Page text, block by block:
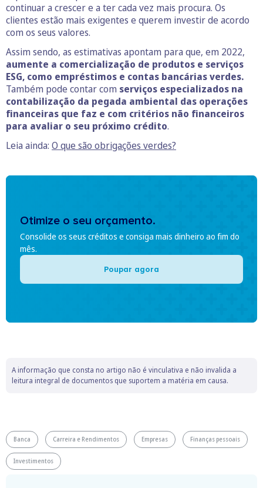
continuar a crescer e a ter cada vez mais procura. Os
clientes estão mais exigentes e querem investir de acordo
com os seus valores.
Assim sendo, as estimativas apontam para que, em 2022,
aumente a comercialização de produtos e serviços
ESG, como empréstimos e contas bancárias verdes.
Também pode contar com serviços especializados na
contabilização da pegada ambiental das operações
financeiras que faz e com critérios não financeiros
para avaliar o seu próximo crédito.
Leia ainda: O que são obrigações verdes?
Otimize o seu orçamento.
Consolide os seus créditos e consiga mais dinheiro ao fim do
mês.
Poupar agora
A informação que consta no artigo não é vinculativa e não invalida a
leitura integral de documentos que suportem a matéria em causa.
Banca Carreira e Rendimentos Empresas Finanças pessoais
Investimentos